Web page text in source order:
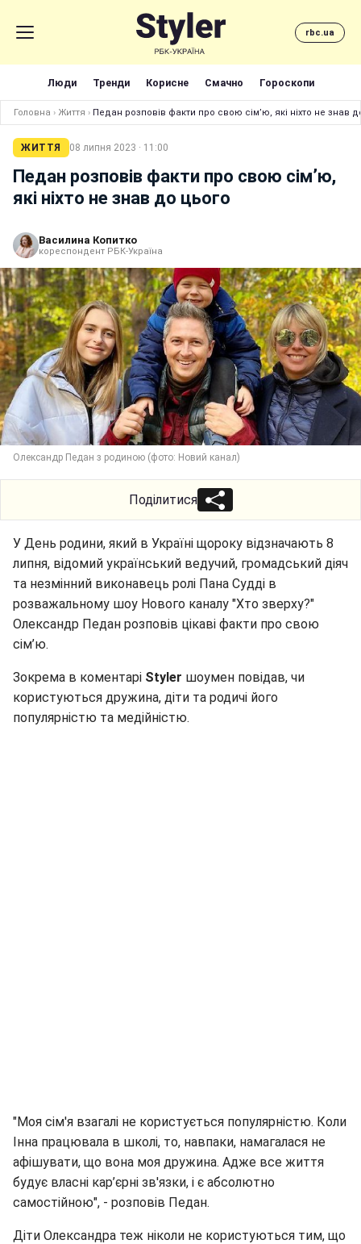
rbc.ua
Люди Тренди Корисне Смачно Гороскопи
Головна › Життя › Педан розповів факти про свою сім’ю, які ніхто не знав
ЖИТТЯ 08 липня 2023 · 11:00
Педан розповів факти про свою сім’ю,
які ніхто не знав до цього
Василина Копитко
кореспондент РБК-Україна
Олександр Педан з родиною (фото: Новий канал)
Поділитися
У День родини, який в Україні щороку відзначають 8
липня, відомий український ведучий, громадський діяч
та незмінний виконавець ролі Пана Судді в
розважальному шоу Нового каналу "Хто зверху?"
Олександр Педан розповів цікаві факти про свою
сім’ю.
Зокрема в коментарі Styler шоумен повідав, чи
користуються дружина, діти та родичі його
популярністю та медійністю.
"Моя сім'я взагалі не користується популярністю. Коли
Інна працювала в школі, то, навпаки, намагалася не
афішувати, що вона моя дружина. Адже все життя
будує власні кар’єрні зв'язки, і є абсолютно
самостійною", - розповів Педан.
Діти Олександра теж ніколи не користуються тим, що